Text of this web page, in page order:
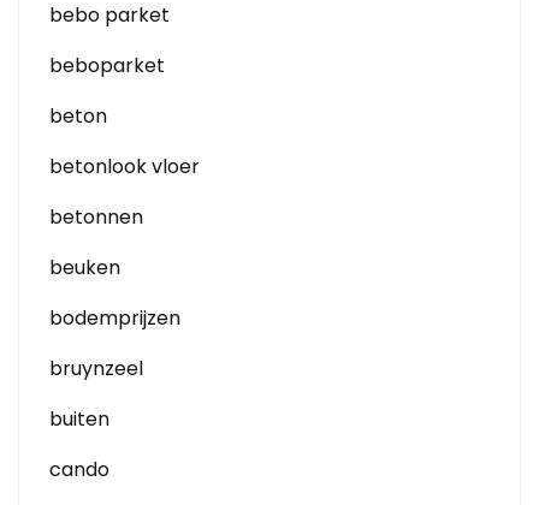
bebo parket
beboparket
beton
betonlook vloer
betonnen
beuken
bodemprijzen
bruynzeel
buiten
cando